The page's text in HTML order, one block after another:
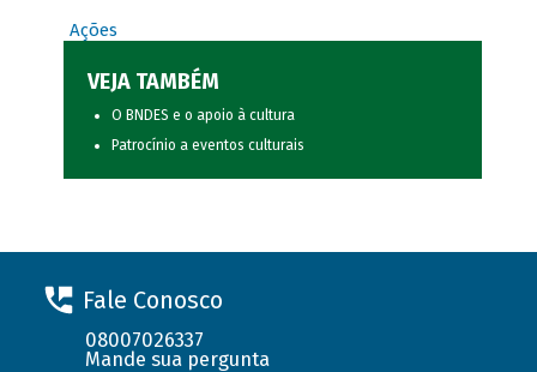
Ações
VEJA TAMBÉM
O BNDES e o apoio à cultura
Patrocínio a eventos culturais
Fale Conosco
08007026337
Mande sua pergunta